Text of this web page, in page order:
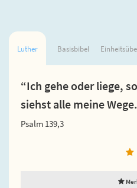
Luther Basisbibel
“Ich gehe oder liege,
siehst alle meine
Psalm 139,3